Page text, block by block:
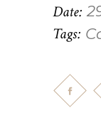
Date:
Tags: